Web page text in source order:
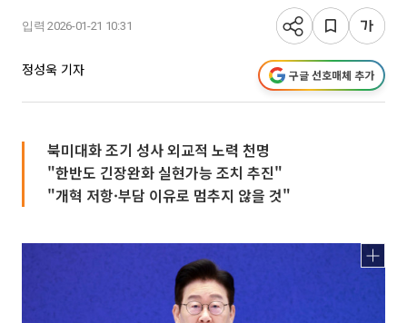
입력 2026-01-21 10:31
정성욱 기자 구글 선호매체 추가
북미대화 조기 성사 외교적 노력 천명
"한반도 긴장완화 실현가능 조치 추진"
"개혁 저항·부담 이유로 멈추지 않을 것"